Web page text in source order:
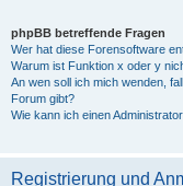
phpBB betreffende Fragen
Wer hat diese Forensoftware
Warum ist Funktion x oder y
An wen soll ich mich wenden,
Forum gibt?
Wie kann ich einen
Registrierung und